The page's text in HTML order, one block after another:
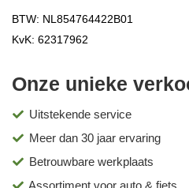
BTW: NL854764422B01
KvK: 62317962
Onze unieke
Uitstekende service
Meer dan 30 jaar ervaring
Betrouwbare werkplaats
Assortiment voor auto & fiets